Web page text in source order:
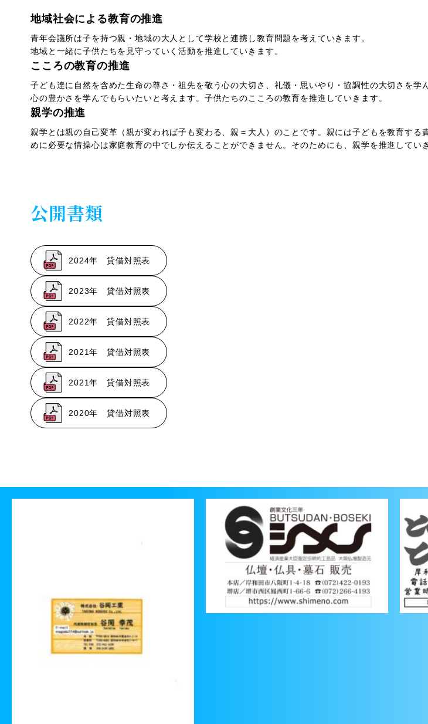
地域社会による教育の推進
青年会議所は子を持つ親・地域の大人として学校と連携し教育問題を考えていきます。
地域と一緒に子供たちを見守っていく活動を推進していきます。
こころの教育の推進
子ども達に自然を含めた生命の尊さ・祖先を敬う心の大切さ、礼儀・思いやり・協調性の大切さを
心の豊かさを学んでもらいたいと考えます。子供たちのこころの教育を推進していきます。
親学の推進
親学とは親の自己変革（親が変われば子も変わる、親＝大人）のことです。親には子どもを教育す
めに必要な情操心は家庭教育の中でしか伝えることができません。そのためにも、親学を推進してい
公開書類
2024年 貸借対照表
2023年 貸借対照表
2022年 貸借対照表
2021年 貸借対照表
2021年 貸借対照表
2020年 貸借対照表